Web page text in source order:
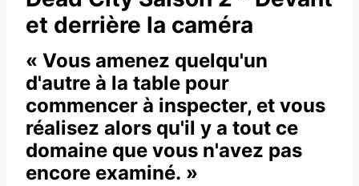
et derrière la caméra
« Vous amenez quelqu'un
d'autre à la table pour
commencer à inspecter, et vous
réalisez alors qu'il y a tout ce
domaine que vous n'avez pas
encore examiné. »